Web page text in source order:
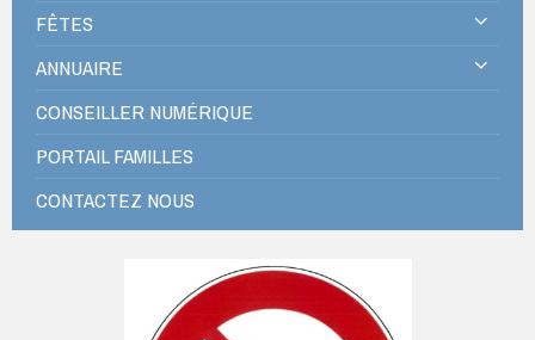
FÊTES
ANNUAIRE
CONSEILLER NUMÉRIQUE
PORTAIL FAMILLES
CONTACTEZ NOUS